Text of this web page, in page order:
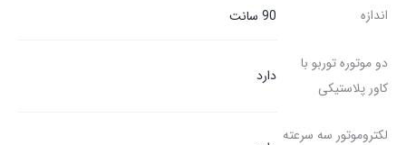
اندازه 90 سانت
دو موتوره توربو با
کاور پلاستیکی
دارد
لکتروموتور سه سرعته